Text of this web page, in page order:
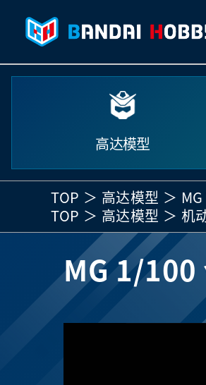
高达模型
TOP 高达模型
TOP
高达模型 机
MG 1/100